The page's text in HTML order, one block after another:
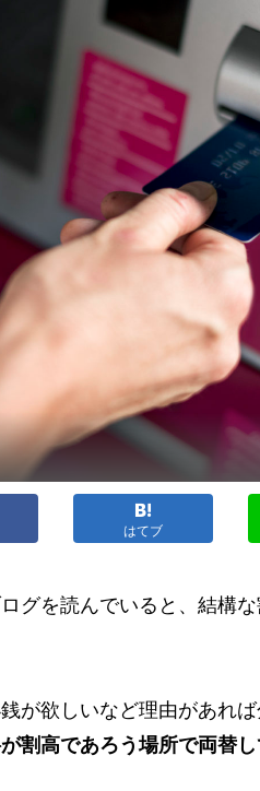
はてブ
グを読んでいると、結構
が欲しいなど理由があれば
割高であろう場所で両替